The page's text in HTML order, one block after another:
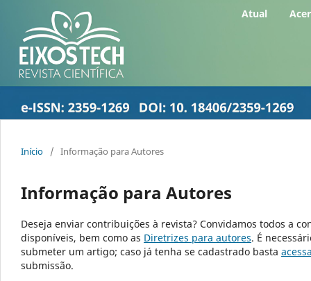
Atual
Início / Informação para Autores
Informação para Autores
Deseja enviar contribuições à revista? Convidamos todos a
disponíveis, bem como as Diretrizes para autores. É
submeter um artigo; caso já tenha se cadastrado basta
submissão.